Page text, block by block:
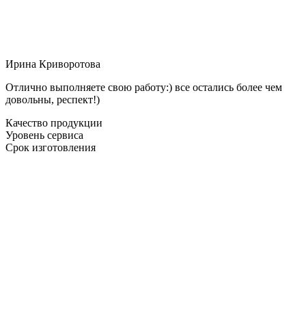
Ирина Криворотова
Отлично выполняете свою работу:) все остались более чем
довольны, респект!)
Качество продукции
Уровень сервиса
Срок изготовления